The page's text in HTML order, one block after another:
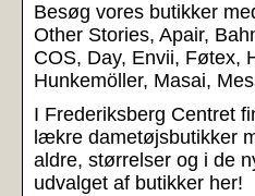
Besøg vores butikker
Other Stories, Apair,
COS, Day, Envii, Føtex,
Hunkemöller, Masai,
I Frederiksberg Centret
lækre dametøjsbutikker
aldre, størrelser og i de
udvalget af butikker her!